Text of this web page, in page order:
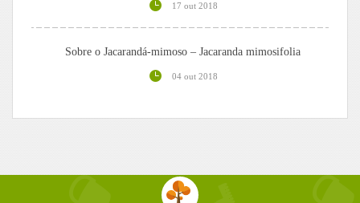
17 out 2018
Sobre o Jacarandá-mimoso – Jacaranda mimosifolia
04 out 2018